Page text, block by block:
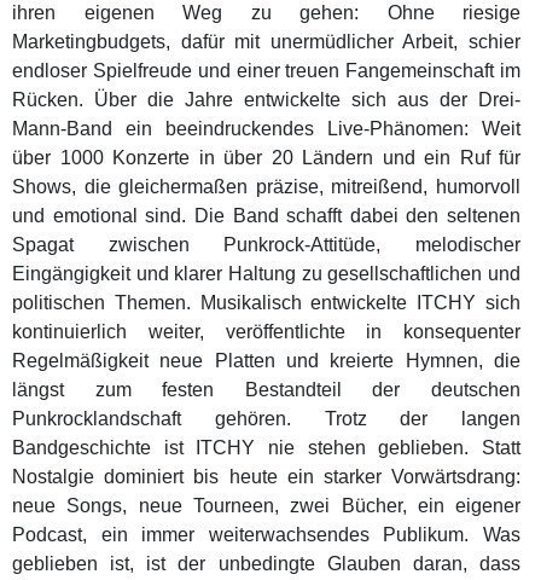
ihren eigenen Weg zu gehen: Ohne riesige
Marketingbudgets, dafür mit unermüdlicher Arbeit, schier
endloser Spielfreude und einer treuen Fangemeinschaft im
Rücken. Über die Jahre entwickelte sich aus der Drei-
Mann-Band ein beeindruckendes Live-Phänomen: Weit
über 1000 Konzerte in über 20 Ländern und ein Ruf für
Shows, die gleichermaßen präzise, mitreißend, humorvoll
und emotional sind. Die Band schafft dabei den seltenen
Spagat zwischen Punkrock-Attitüde, melodischer
Eingängigkeit und klarer Haltung zu gesellschaftlichen und
politischen Themen. Musikalisch entwickelte ITCHY sich
kontinuierlich weiter, veröffentlichte in konsequenter
Regelmäßigkeit neue Platten und kreierte Hymnen, die
längst zum festen Bestandteil der deutschen
Punkrocklandschaft gehören. Trotz der langen
Bandgeschichte ist ITCHY nie stehen geblieben. Statt
Nostalgie dominiert bis heute ein starker Vorwärtsdrang:
neue Songs, neue Tourneen, zwei Bücher, ein eigener
Podcast, ein immer weiterwachsendes Publikum. Was
geblieben ist, ist der unbedingte Glauben daran, dass